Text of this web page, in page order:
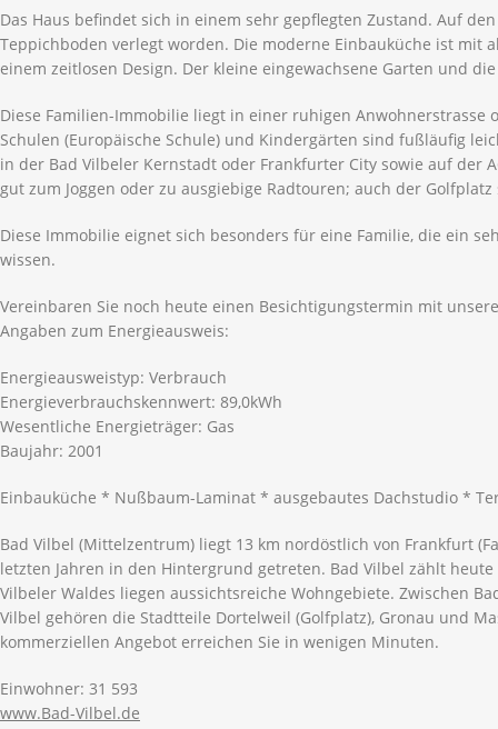
Das Haus befindet sich in einem sehr gepflegten Zustand. Auf
Teppichboden verlegt worden. Die moderne Einbauküche ist
einem zeitlosen Design. Der kleine eingewachsene Garten und
Diese Familien-Immobilie liegt in einer ruhigen Anwohnerstrasse
Schulen (Europäische Schule) und Kindergärten sind fußläufig
in der Bad Vilbeler Kernstadt oder Frankfurter City sowie auf der
gut zum Joggen oder zu ausgiebige Radtouren; auch der
Diese Immobilie eignet sich besonders für eine Familie, die ein
wissen.
Vereinbaren Sie noch heute einen Besichtigungstermin mit
Angaben zum Energieausweis:
Energieausweistyp: Verbrauch
Energieverbrauchskennwert: 89,0kWh
Wesentliche Energieträger: Gas
Baujahr: 2001
Einbauküche * Nußbaum-Laminat * ausgebautes Dachstudio *
Bad Vilbel (Mittelzentrum) liegt 13 km nordöstlich von Frankfurt
letzten Jahren in den Hintergrund getreten. Bad Vilbel zählt
Vilbeler Waldes liegen aussichtsreiche Wohngebiete. Zwischen
Vilbel gehören die Stadtteile Dortelweil (Golfplatz), Gronau und
kommerziellen Angebot erreichen Sie in wenigen Minuten.
Einwohner: 31 593
www.Bad-Vilbel.de